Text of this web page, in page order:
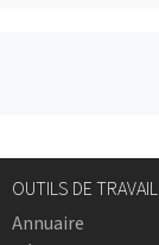
OUTILS DE TRAVAIL
Annuaire